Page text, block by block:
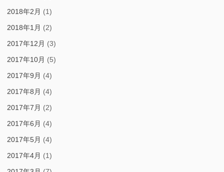
2018年2月 (1)
2018年1月 (2)
2017年12月 (3)
2017年10月 (5)
2017年9月 (4)
2017年8月 (4)
2017年7月 (2)
2017年6月 (4)
2017年5月 (4)
2017年4月 (1)